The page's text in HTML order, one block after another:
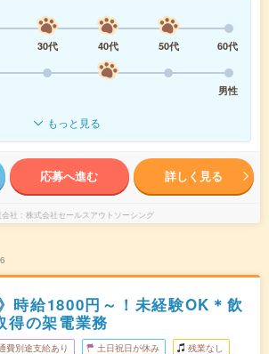
30代 40代 50代
60代
男性
もっと見る
応募へ進む 詳しく見る
社 株式会社セールスアウトソーシング
時給1800円～！未経験OK＊飲
得の架電業務
費別途支給あり 土日祝日が休み 残業なし